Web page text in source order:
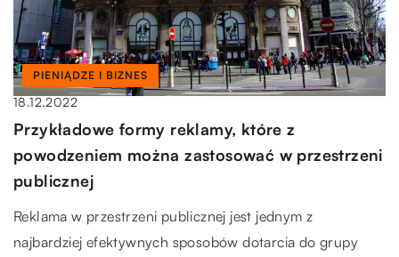
PIENIĄDZE I BIZNES
18.12.2022
Przykładowe formy reklamy, które z
powodzeniem można zastosować w przestrzeni
publicznej
Reklama w przestrzeni publicznej jest jednym z
najbardziej efektywnych sposobów dotarcia do grupy